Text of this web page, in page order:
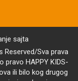
sajta
Reserved/Sva prava
pravo HAPPY KIDS-
ili bilo kog drugog